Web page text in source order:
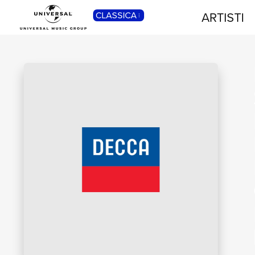
CLASSICA ARTISTI
POP